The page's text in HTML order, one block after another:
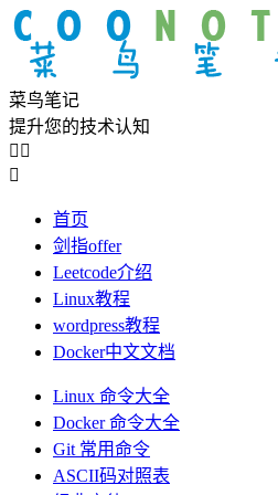
菜鸟笔记
提升您的技术认知
 

首页
剑指offer
Leetcode介绍
Linux教程
wordpress教程
Docker中文文档
Linux 命令大全
Docker 命令大全
Git 常用命令
ASCII码对照表